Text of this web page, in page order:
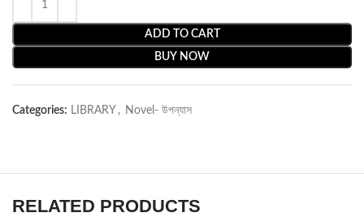
ADD TO CART
BUY NOW
Categories: LIBRARY , Novel- উপন্যাস
RELATED PRODUCTS